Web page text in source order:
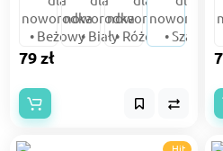
79 zł